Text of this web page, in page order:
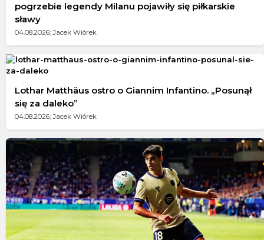
pogrzebie legendy Milanu pojawiły się piłkarskie
sławy
04.08.2026; Jacek Wiórek
Lothar Matthäus ostro o Giannim Infantino. „Posunął
się za daleko”
04.08.2026; Jacek Wiórek